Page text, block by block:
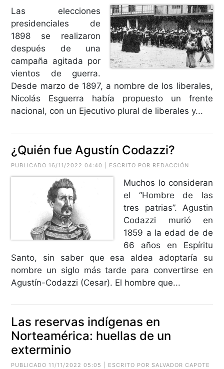
Las elecciones
presidenciales de
1898 se realizaron
después de una
campaña agitada por
vientos de guerra.
Desde marzo de 1897, a nombre de los liberales,
Nicolás Esguerra había propuesto un frente
nacional, con un Ejecutivo plural de liberales y...
¿Quién fue Agustín Codazzi?
PUBLICADO 16/11/2022 04:40 | ESCRITO POR REDACCIÓN
Muchos lo consideran
el “Hombre de las
tres patrias”. Agustin
Codazzi murió en
1859 a la edad de de
66 años en Espíritu
Santo, sin saber que esa aldea adoptaría su
nombre un siglo más tarde para convertirse en
Agustín-Codazzi (Cesar). El hombre que...
Las reservas indígenas en
Norteamérica: huellas de un
exterminio
PUBLICADO 11/11/2022 05:05 | ESCRITO POR SALVADOR CAPOTE